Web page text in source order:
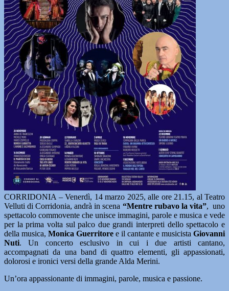
CORRIDONIA – Venerdì, 14 marzo 2025, alle ore 21.15, al Teatro
Velluti di Corridonia, andrà in scena “Mentre rubavo la vita”, uno
spettacolo commovente che unisce immagini, parole e musica e vede
per la prima volta sul palco due grandi interpreti dello spettacolo e
della musica, Monica Guerritore e il cantante e musicista Giovanni
Nuti. Un concerto esclusivo in cui i due artisti cantano,
accompagnati da una band di quattro elementi, gli appassionati,
dolorosi e ironici versi della grande Alda Merini.
Un’ora appassionante di immagini, parole, musica e passione.